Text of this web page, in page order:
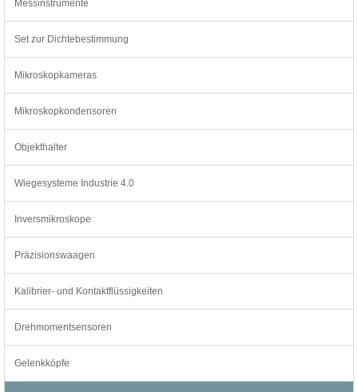
Messinstrumente
Set zur Dichtebestimmung
Mikroskopkameras
Mikroskopkondensoren
Objekthalter
Wiegesysteme Industrie 4.0
Inversmikroskope
Präzisionswaagen
Kalibrier- und Kontaktflüssigkeiten
Drehmomentsensoren
Gelenkköpfe